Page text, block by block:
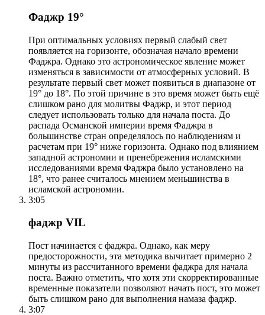
Фаджр 19°
При оптимальных условиях первый слабый свет
появляется на горизонте, обозначая начало времени
Фаджра. Однако это астрономическое явление может
изменяться в зависимости от атмосферных условий. В
результате первый свет может появиться в диапазоне от
19° до 18°. По этой причине в это время может быть ещё
слишком рано для молитвы Фаджр, и этот период
следует использовать только для начала поста. До
распада Османской империи время Фаджра в
большинстве стран определялось по наблюдениям и
расчетам при 19° ниже горизонта. Однако под влиянием
западной астрономии и пренебрежения исламскими
исследованиями время Фаджра было установлено на
18°, что ранее считалось мнением меньшинства в
исламской астрономии.
3:05
фаджр VIL
Пост начинается с фаджра. Однако, как меру
предосторожности, эта методика вычитает примерно 2
минуты из рассчитанного времени фаджра для начала
поста. Важно отметить, что хотя эти скорректированные
временные показатели позволяют начать пост, это может
быть слишком рано для выполнения намаза фаджр.
3:07